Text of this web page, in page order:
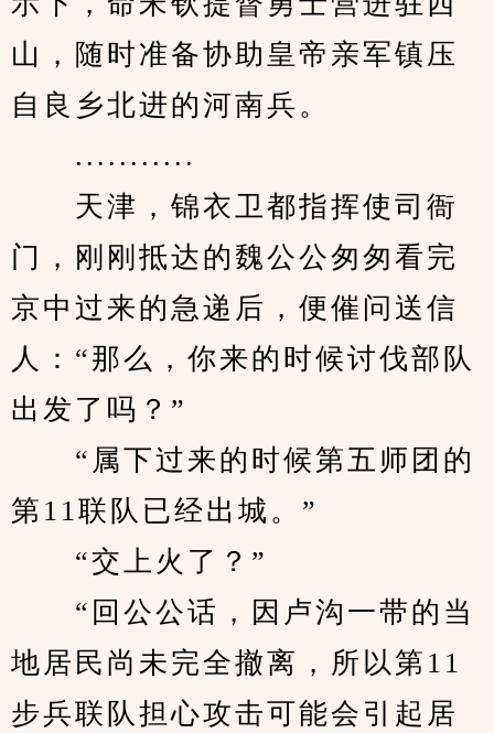
山，随时准备协助皇帝亲军镇压
自良乡北进的河南兵。
...........
天津，锦衣卫都指挥使司衙
门，刚刚抵达的魏公公匆匆看完
京中过来的急递后，便催问送信
人：“那么，你来的时候讨伐部队
出发了吗？”
“属下过来的时候第五师团的
第11联队已经出城。”
“交上火了？”
“回公公话，因卢沟一带的当
地居民尚未完全撤离，所以第11
步兵联队担心攻击可能会引起居